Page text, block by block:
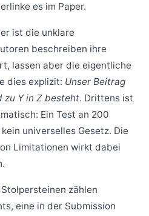
es im Paper.
ist die unklare
beschreiben ihre
lassen aber die eigentliche
dies explizit: Unser Beitrag
zu Y in Z besteht. Drittens ist
Ein Test an 200
universelles Gesetz. Die
Limitationen wirkt dabei
zählen
eine in der Submission